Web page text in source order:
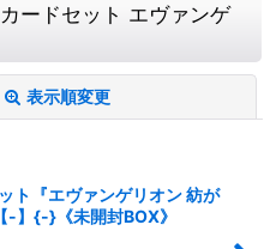
ードセット エヴァンゲ
表示順変更
ト『エヴァンゲリオン 紡が
】{-}《未開封BOX》